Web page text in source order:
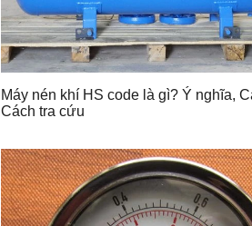
Máy nén khí HS code là gì? Ý nghĩa,
Cách tra cứu